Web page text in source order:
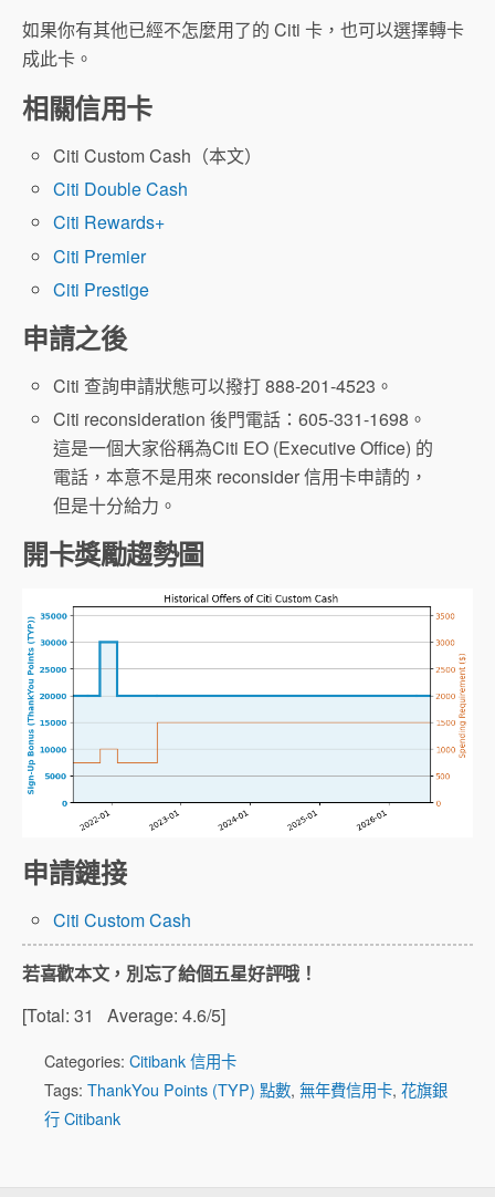
如果你有其他已經不怎麼用了的 Citi 卡，也可以選擇轉卡
成此卡。
相關信用卡
Citi Custom Cash（本文）
Citi Double Cash
Citi Rewards+
Citi Premier
Citi Prestige
申請之後
Citi 查詢申請狀態可以撥打 888-201-4523。
Citi reconsideration 後門電話：605-331-1698。
這是一個大家俗稱為Citi EO (Executive Office) 的
電話，本意不是用來 reconsider 信用卡申請的，
但是十分給力。
開卡獎勵趨勢圖
申請鏈接
Citi Custom Cash
若喜歡本文，別忘了給個五星好評哦！
[Total: 31 Average: 4.6/5]
Categories: Citibank 信用卡
Tags: ThankYou Points (TYP) 點數, 無年費信用卡, 花旗銀
行 Citibank